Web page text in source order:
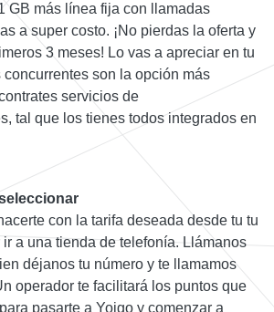
GB más línea fija con llamadas
a super costo. ¡No pierdas la oferta y
3 meses! Lo vas a apreciar en tu
concurrentes son la opción más
servicios de
tal que los tienes todos integrados en
con la tarifa deseada desde tu tu
ir a una tienda de telefonía. Llámanos
déjanos tu número y te llamamos
operador te facilitará los puntos que
pasarte a Yoigo y comenzar a